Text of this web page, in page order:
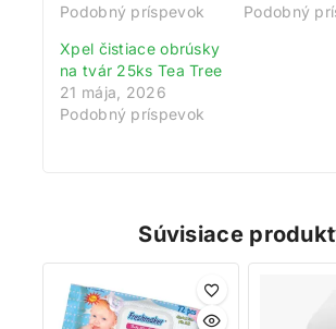
Podobný príspevok
Podobný
Xpel čistiace obrúsky
na tvár 25ks Tea Tree
21 mája, 2026
Podobný príspevok
Súvisiace